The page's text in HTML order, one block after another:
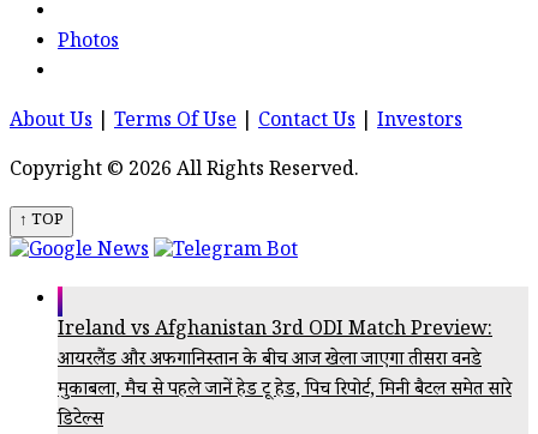
Photos
About Us Terms Of Use Contact Us
Investors
Copyright © 2026 All Rights Reserved.
↑ TOP
Ireland vs Afghanistan 3rd ODI Match Preview:
आयरलैंड और अफगानिस्तान के बीच आज खेला जाएगा तीसरा वनडे
मुकाबला, मैच से पहले जानें हेड टू हेड, पिच रिपोर्ट, मिनी बैटल समेत सारे
डिटेल्स